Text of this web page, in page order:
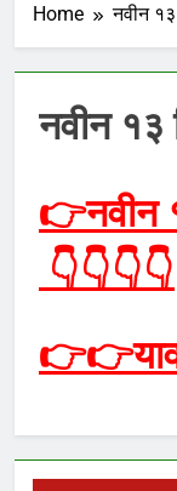
Home नवीन
नवीन १३
👉नवीन
👇👇👇👇
👉👉